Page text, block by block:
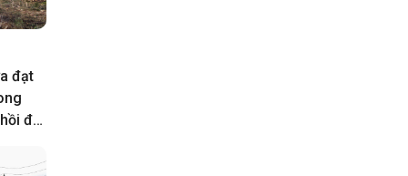
đạt
đất